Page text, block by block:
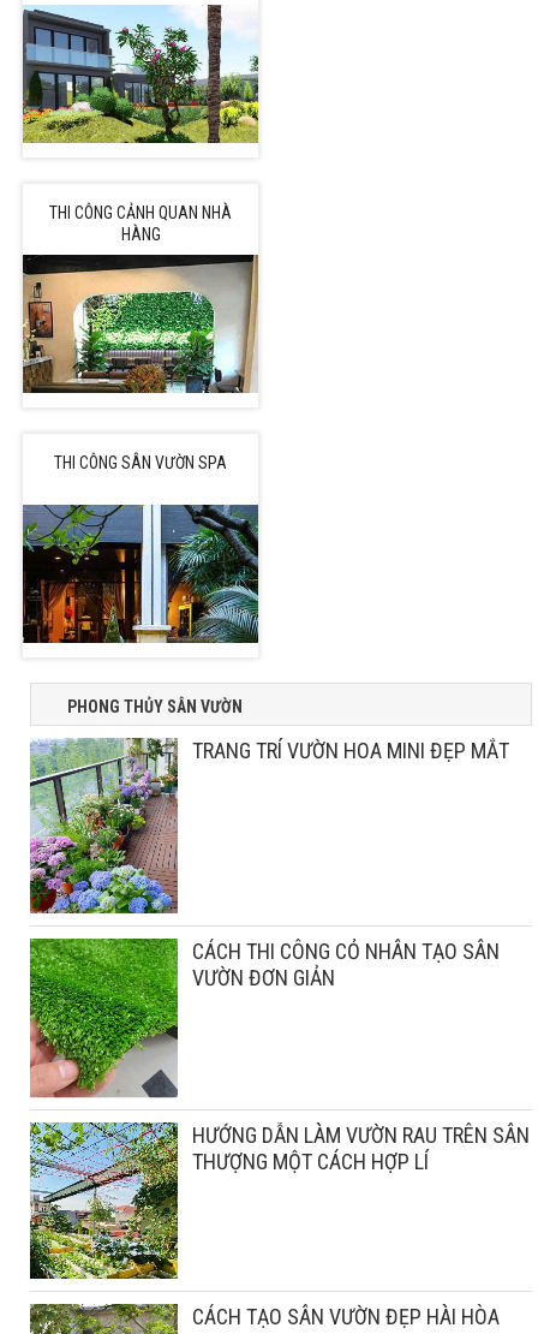
THI CÔNG CẢNH QUAN NHÀ
HÀNG
THI CÔNG SÂN VƯỜN SPA
PHONG THỦY SÂN VƯỜN
TRANG TRÍ VƯỜN HOA MINI ĐẸP MẮT
CÁCH THI CÔNG CỎ NHÂN TẠO SÂN
VƯỜN ĐƠN GIẢN
HƯỚNG DẪN LÀM VƯỜN RAU TRÊN SÂN
THƯỢNG MỘT CÁCH HỢP LÍ
CÁCH TẠO SÂN VƯỜN ĐẸP HÀI HÒA